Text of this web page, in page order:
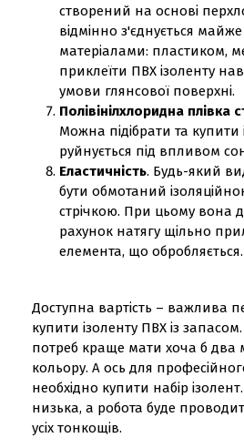
створений на основі
відмінно з'єднується майже
матеріалами: пластиком,
приклеїти ПВХ ізоленту
умови глянсової поверхні.
Полівінілхлоридна плівка
Можна підібрати та купити
руйнується під впливом
Еластичність. Будь-який
бути обмотаний
стрічкою. При цьому вона
рахунок натягу щільно
елемента, що обробляється.
Доступна вартість – важлива
купити ізоленту ПВХ із
потреб краще мати хоча б два
кольору. А ось для
необхідно купити набір
низька, а робота буде
усіх тонкощів.